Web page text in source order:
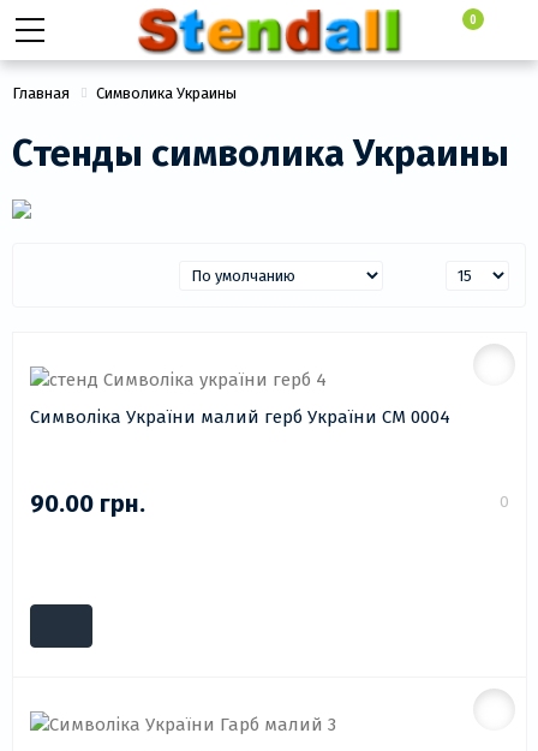
0
Главная Символика Украины
Стенды символика Украины
Символіка України малий герб України СМ 0004
90.00 грн. 0